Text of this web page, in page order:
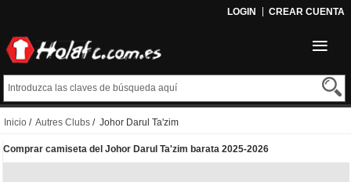
LOGIN CREAR CUENTA
Inicio / Autres Clubs / Johor Darul Ta'zim
Comprar camiseta del Johor Darul Ta'zim barata 2025-2026